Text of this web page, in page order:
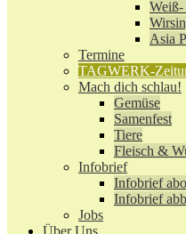
Asia
Termine
TAGWERK-
Mach dich schlau!
Gemüse
Samenfest
Tiere
Fleisch &
Infobrief
Infobrief
Infobrief
Jobs
Über Uns